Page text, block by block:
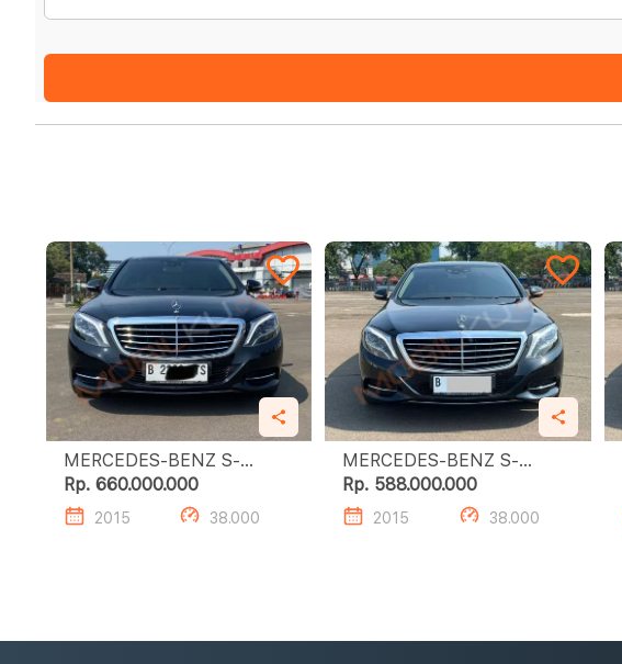
MERCEDES-BENZ S-
CLASS S400 L
Rp. 660.000.000
2015 38.000
MERCEDES-BENZ S-
CLASS S400 L
Rp. 588.000.000
2015 38.000